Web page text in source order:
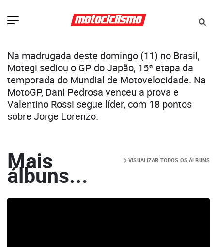
Na madrugada deste domingo (11) no Brasil,
Motegi sediou o GP do Japão, 15ª etapa da
temporada do Mundial de Motovelocidade. Na
MotoGP, Dani Pedrosa venceu a prova e
Valentino Rossi segue líder, com 18 pontos
sobre Jorge Lorenzo.
Mais
álbuns...
VISUALIZAR TODOS OS ÁLBUNS